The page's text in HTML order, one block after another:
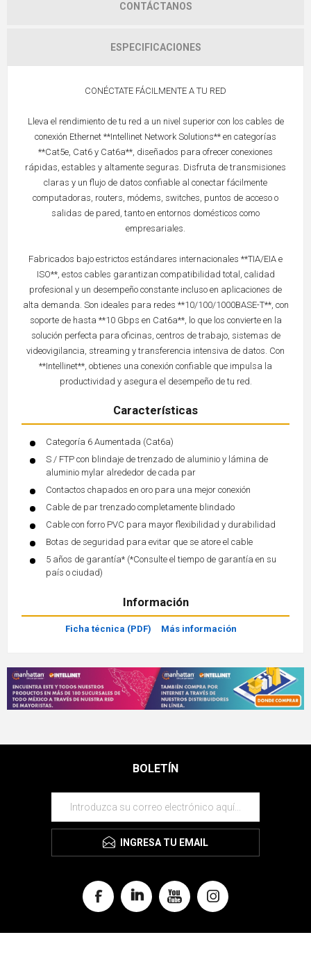
CONTÁCTANOS
ESPECIFICACIONES
CONÉCTATE FÁCILMENTE A TU RED
Lleva el rendimiento de tu red a un nivel superior con los cables de
conexión Ethernet **Intellinet Network Solutions** en categorías
**Cat5e, Cat6 y Cat6a**, diseñados para ofrecer conexiones
rápidas, estables y altamente seguras. Disfruta de transmisiones
claras y un flujo de datos confiable al conectar fácilmente
computadoras, routers, módems, switches, puntos de acceso o
salidas de pared, tanto en entornos domésticos como
empresariales.
Fabricados bajo estrictos estándares internacionales **TIA/EIA e
ISO**, estos cables garantizan compatibilidad total, calidad
profesional y un desempeño constante incluso en aplicaciones de
alta demanda. Son ideales para redes **10/100/1000BASE-T**, con
soporte de hasta **10 Gbps en Cat6a**, lo que los convierte en la
solución perfecta para oficinas, centros de trabajo, sistemas de
videovigilancia, streaming y transferencia intensiva de datos. Con
**Intellinet**, obtienes una conexión confiable que impulsa la
productividad y asegura el desempeño de tu red.
Características
Categoría 6 Aumentada (Cat6a)
S / FTP con blindaje de trenzado de aluminio y lámina de
aluminio mylar alrededor de cada par
Contactos chapados en oro para una mejor conexión
Cable de par trenzado completamente blindado
Cable con forro PVC para mayor flexibilidad y durabilidad
Botas de seguridad para evitar que se atore el cable
5 años de garantía* (*Consulte el tiempo de garantía en su
país o ciudad)
Información
Ficha técnica (PDF) Más información
BOLETÍN
INGRESA TU EMAIL